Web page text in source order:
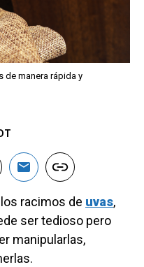
de manera rápida y
racimos de uvas,
ser tedioso pero
manipularlas,